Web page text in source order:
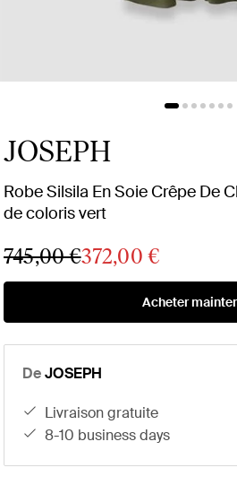
JOSEPH
Robe Silsila En Soie Crêpe De
de coloris vert
745,00 €372,00 €
Acheter
DeJOSEPH
livraison gratuite
8-10 business days